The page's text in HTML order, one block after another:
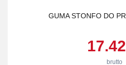
GUMA STONFO DO
brutto